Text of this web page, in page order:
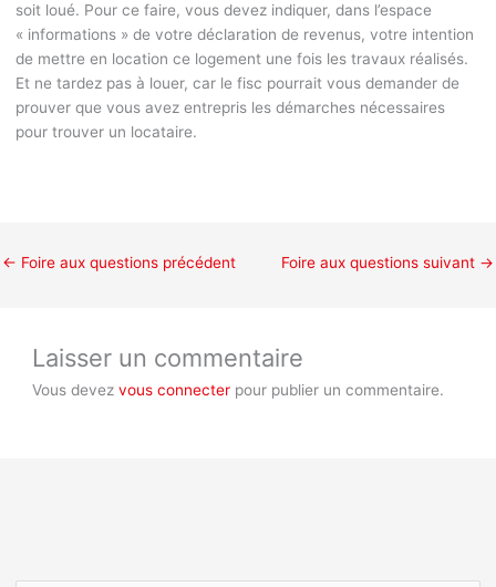
soit loué. Pour ce faire, vous devez indiquer, dans l’espace
« informations » de votre déclaration de revenus, votre intention
de mettre en location ce logement une fois les travaux réalisés.
Et ne tardez pas à louer, car le fisc pourrait vous demander de
prouver que vous avez entrepris les démarches nécessaires
pour trouver un locataire.
← Foire aux questions précédent Foire aux questions suivant →
Laisser un commentaire
Vous devezvous connecter pour publier un commentaire.